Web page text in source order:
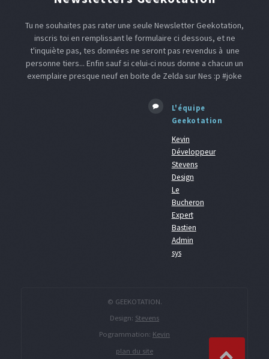
Tu ne souhaites pas rater une seule Newsletter Geekotation,
inscris toi en remplissant le formulaire ci dessous, et ne
t'inquiète pas, tes données ne seront pas revendus à une
personne tiers... Enfin sauf si celui-ci nous donne a chacun un
exemplaire presque neuf en boite de Zelda sur Nes :p #joke
L'équipe
Geekotation
Kevin
Développeur
Stevens
Design
Le
Bucheron
Expert
Bastien
Admin
sys
© GEEKOTATION.
Design: Stevens
Pogrammation: Kevin
plan du site